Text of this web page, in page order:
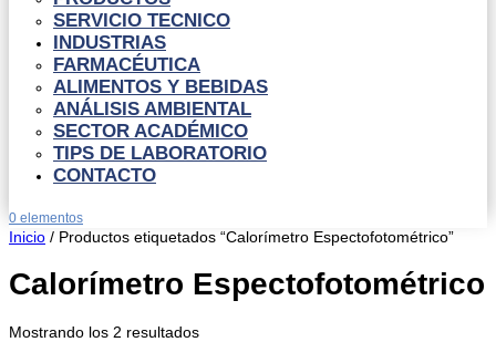
SERVICIO TECNICO
INDUSTRIAS
FARMACÉUTICA
ALIMENTOS Y BEBIDAS
ANÁLISIS AMBIENTAL
SECTOR ACADÉMICO
TIPS DE LABORATORIO
CONTACTO
0 elementos
Inicio / Productos etiquetados “Calorímetro Espectofotométrico”
Calorímetro Espectofotométrico
Mostrando los 2 resultados